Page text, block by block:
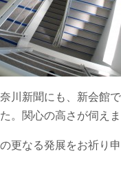
川新聞にも、新会館
。関心の高さが伺えま
更なる発展をお祈り申